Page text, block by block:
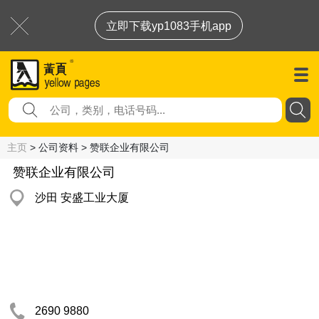
立即下载yp1083手机app
主页 > 公司资料 > 赞联企业有限公司
赞联企业有限公司
沙田 安盛工业大厦
2690 9880